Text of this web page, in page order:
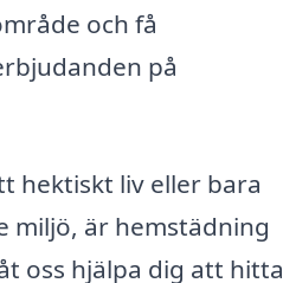
och få
på
hektiskt liv eller bara
miljö, är hemstädning
oss hjälpa dig att hitta